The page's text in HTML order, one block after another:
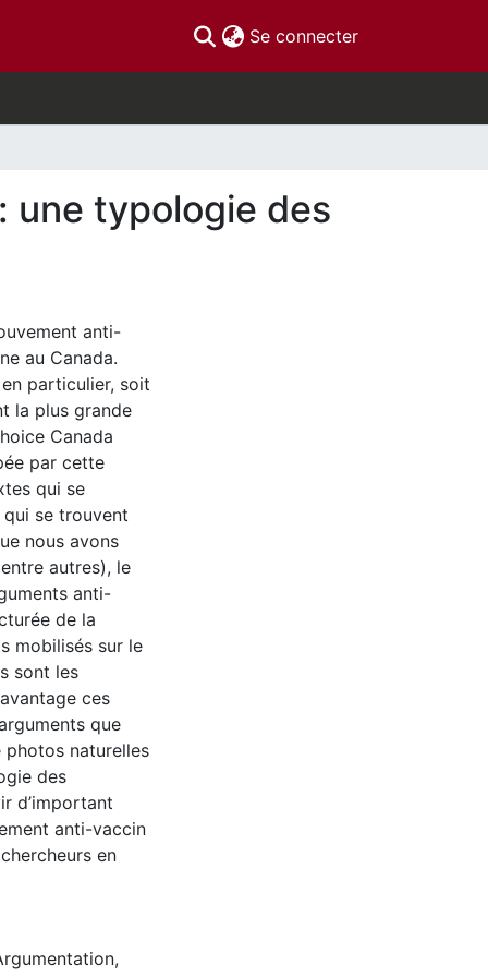
Se connecter(current)
une typologie des
anti-
au Canada.
particulier, soit
la plus grande
Canada
par cette
qui se
se trouvent
nous avons
autres), le
anti-
de la
mobilisés sur le
sont les
ces
que
photos naturelles
des
d’important
anti-vaccin
en
,